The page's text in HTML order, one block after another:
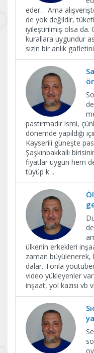
eder… Ama
de yok değildir,
iyileştirilmiş olsa da.
kurallara uygundur
sizin bir anlık
pastırmadır ismi,
dönemde yapıldığı
Kayserili güneşte
Şaşkınbakkallı
fiyatlar uygun hem
tüyüp k ...
ülkenin erkekleri
zaman
dalar. Tonla
video yükleyenler
inşaat, yol kazısı vb